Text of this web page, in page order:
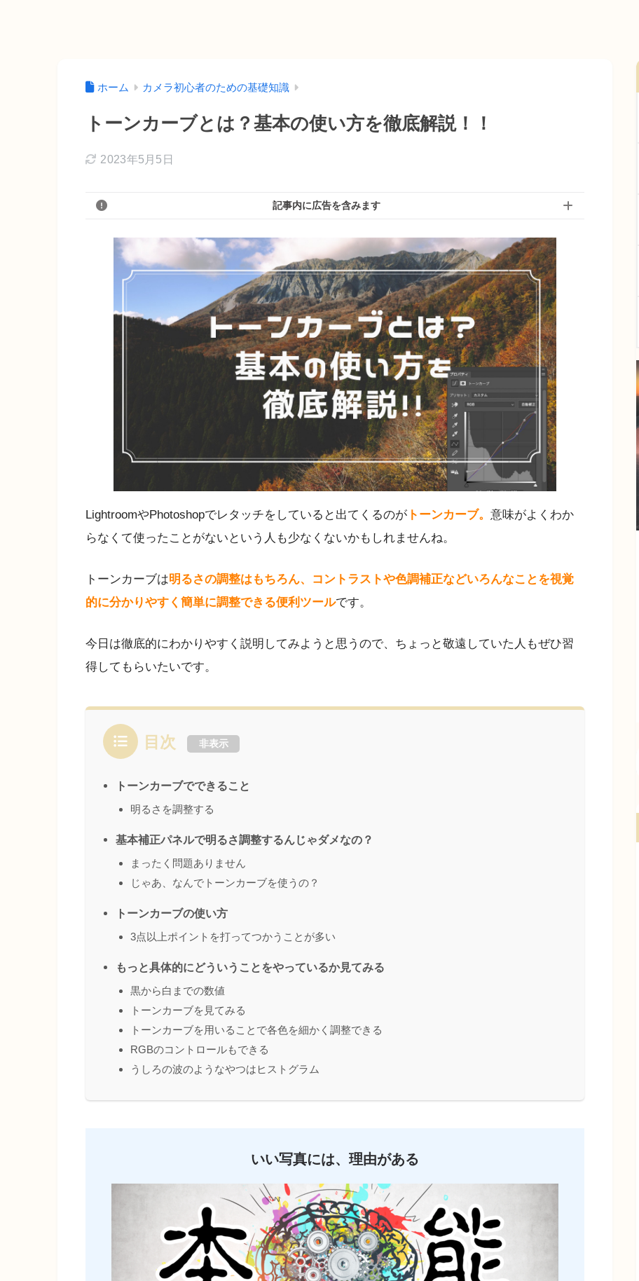
ホーム カメラ初心者のための基礎知識
トーンカーブとは？基本の使い方を徹底解説！！
2023年5月5日
記事内に広告を含みます
LightroomやPhotoshopでレタッチをしていると出てくるのが トーンカーブ。 意味がよくわか
らなくて使ったことがないという人も少なくないかもしれませんね。
トーンカーブは明るさの調整はもちろん、コントラストや色調補正などいろんなことを視覚
的に分かりやすく簡単に調整できる便利ツールです。
今日は徹底的にわかりやすく説明してみようと思うので、ちょっと敬遠していた人もぜひ習
得してもらいたいです。
目次 非表示
トーンカーブでできること
明るさを調整する
基本補正パネルで明るさ調整するんじゃダメなの？
まったく問題ありません
じゃあ、なんでトーンカーブを使うの？
トーンカーブの使い方
3点以上ポイントを打ってつかうことが多い
もっと具体的にどういうことをやっているか見てみる
黒から白までの数値
トーンカーブを見てみる
トーンカーブを用いることで各色を細かく調整できる
RGBのコントロールもできる
うしろの波のようなやつはヒストグラム
いい写真には、理由がある